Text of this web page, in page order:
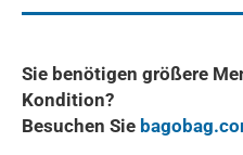
Sie benötigen größere
Kondition?
Besuchen Sie